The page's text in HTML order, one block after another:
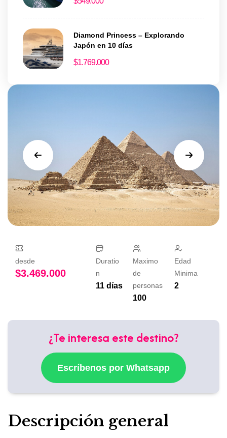
Diamond Princess – Explorando
Japón en 10 días
$1.769.000
desde
$3.469.000
Duratio
n
11 días
Maximo
de
personas
100
Edad
Minima
2
¿Te interesa este destino?
Escríbenos por Whatsapp
Descripción general